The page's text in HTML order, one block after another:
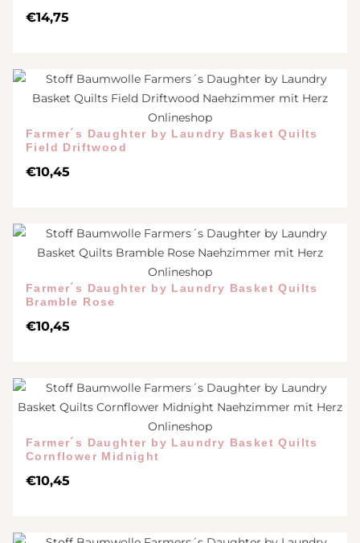
€14,75
Farmer´s Daughter by Laundry Basket Quilts
Field Driftwood
€10,45
Farmer´s Daughter by Laundry Basket Quilts
Bramble Rose
€10,45
Farmer´s Daughter by Laundry Basket Quilts
Cornflower Midnight
€10,45